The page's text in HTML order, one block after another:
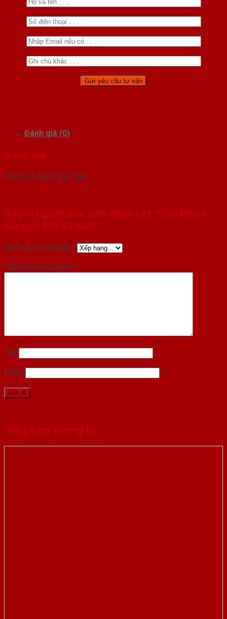
Đánh giá (0)
Đánh giá
Chưa có đánh giá nào.
Hãy là người đầu tiên nhận xét “Cửa Nhựa
Sungyu SYA 53-SGD”
Đánh giá của bạn *
Nhận xét của bạn *
Tên
Email
Sản phẩm tương tự